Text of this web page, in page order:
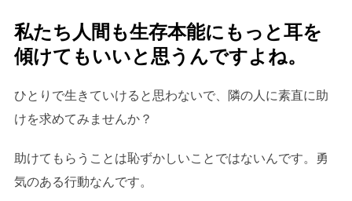
私たち人間も生存本能にもっと耳を
傾けてもいいと思うんですよね。
ひとりで生きていけると思わないで、隣の人に素直に助
けを求めてみませんか？
助けてもらうことは恥ずかしいことではないんです。勇
気のある行動なんです。